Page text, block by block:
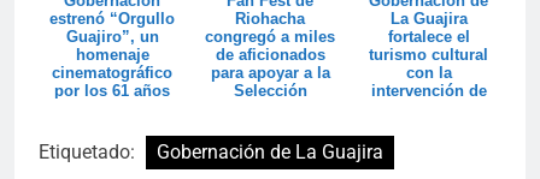
estrenó “Orgullo
Guajiro”, un
homenaje
cinematográfico
por los 61 años
Riohacha
congregó a miles
de aficionados
para apoyar a la
Selección
La Guajira
fortalece el
turismo cultural
con la
intervención de
Etiquetado:
Gobernación de La Guajira